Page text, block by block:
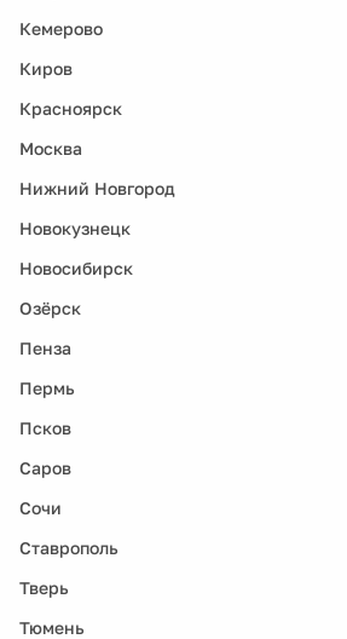
Кемерово
Киров
Красноярск
Москва
Нижний Новгород
Новокузнецк
Новосибирск
Озёрск
Пенза
Пермь
Псков
Саров
Сочи
Ставрополь
Тверь
Тюмень